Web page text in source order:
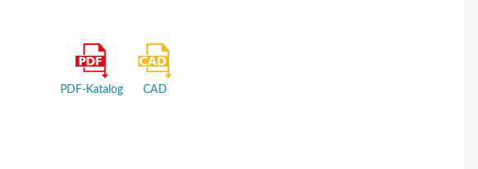
PDF-Katalog CAD